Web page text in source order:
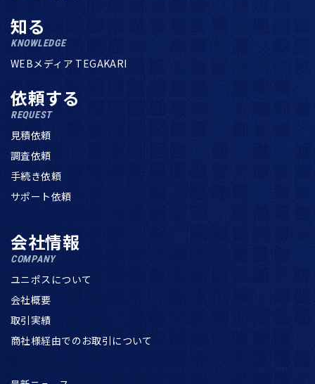
知る
KNOWLEDGE
WEBメディア TEGAKARI
依頼する
REQUEST
見積依頼
調査依頼
手続き依頼
サポート依頼
会社情報
COMPANY
ユニポスについて
会社概要
取引実績
商社様経由でのお取引について